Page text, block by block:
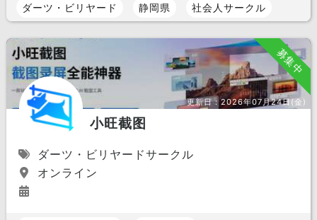
ダーツ・ビリヤード 静岡県 社会人サークル
募集中
更新日：2026年07月24日(金)
小旺截图
ダーツ・ビリヤードサークル
オンライン